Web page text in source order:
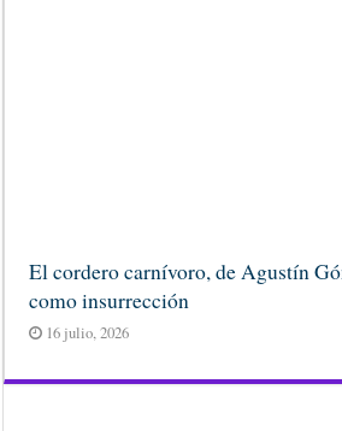
El cordero carnívoro, de Agustín
como insurrección
16 julio, 2026